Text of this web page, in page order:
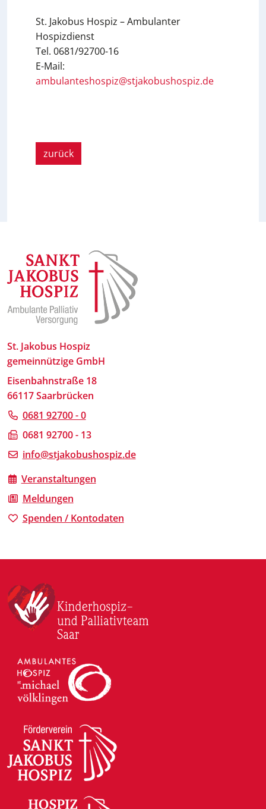
St. Jakobus Hospiz – Ambulanter
Hospizdienst
Tel. 0681/92700-16
E-Mail:
ambulanteshospiz@stjakobushospiz.de
zurück
St. Jakobus Hospiz
gemeinnützige GmbH
Eisenbahnstraße 18
66117 Saarbrücken
0681 92700 - 0
0681 92700 - 13
info@stjakobushospiz.de
Veranstaltungen
Meldungen
Spenden / Kontodaten